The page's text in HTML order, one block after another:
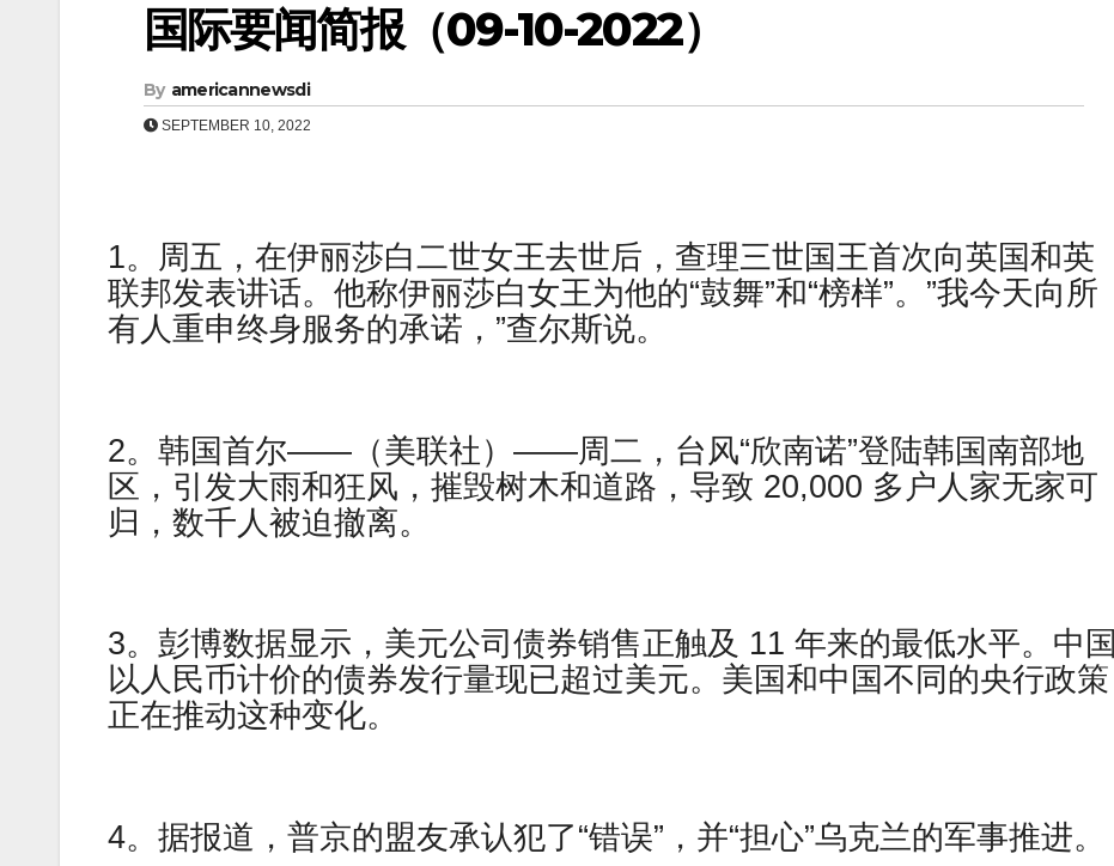
国际要闻简报（09-10-2022）
By americannewsdi
SEPTEMBER 10, 2022
1。周五，在伊丽莎白二世女王去世后，查理三世国王首次向英国和英
联邦发表讲话。他称伊丽莎白女王为他的“鼓舞”和“榜样”。”我今天向所
有人重申终身服务的承诺，”查尔斯说。
2。韩国首尔——（美联社）——周二，台风“欣南诺”登陆韩国南部地
区，引发大雨和狂风，摧毁树木和道路，导致 20,000 多户人家无家可
归，数千人被迫撤离。
3。彭博数据显示，美元公司债券销售正触及 11 年来的最低水平。中国
以人民币计价的债券发行量现已超过美元。美国和中国不同的央行政策
正在推动这种变化。
4。据报道，普京的盟友承认犯了“错误”，并“担心”乌克兰的军事推进。